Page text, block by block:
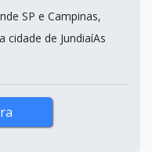
SP e Campinas,
de JundiaíAs